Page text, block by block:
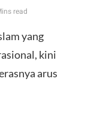
read
yang
kini
arus